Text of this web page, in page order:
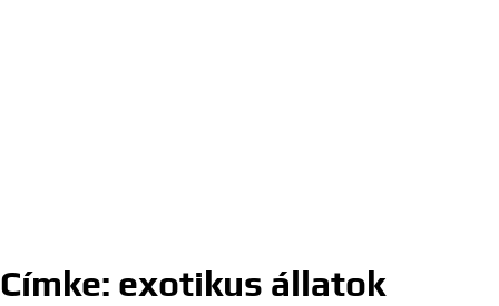
Címke: exotikus állatok